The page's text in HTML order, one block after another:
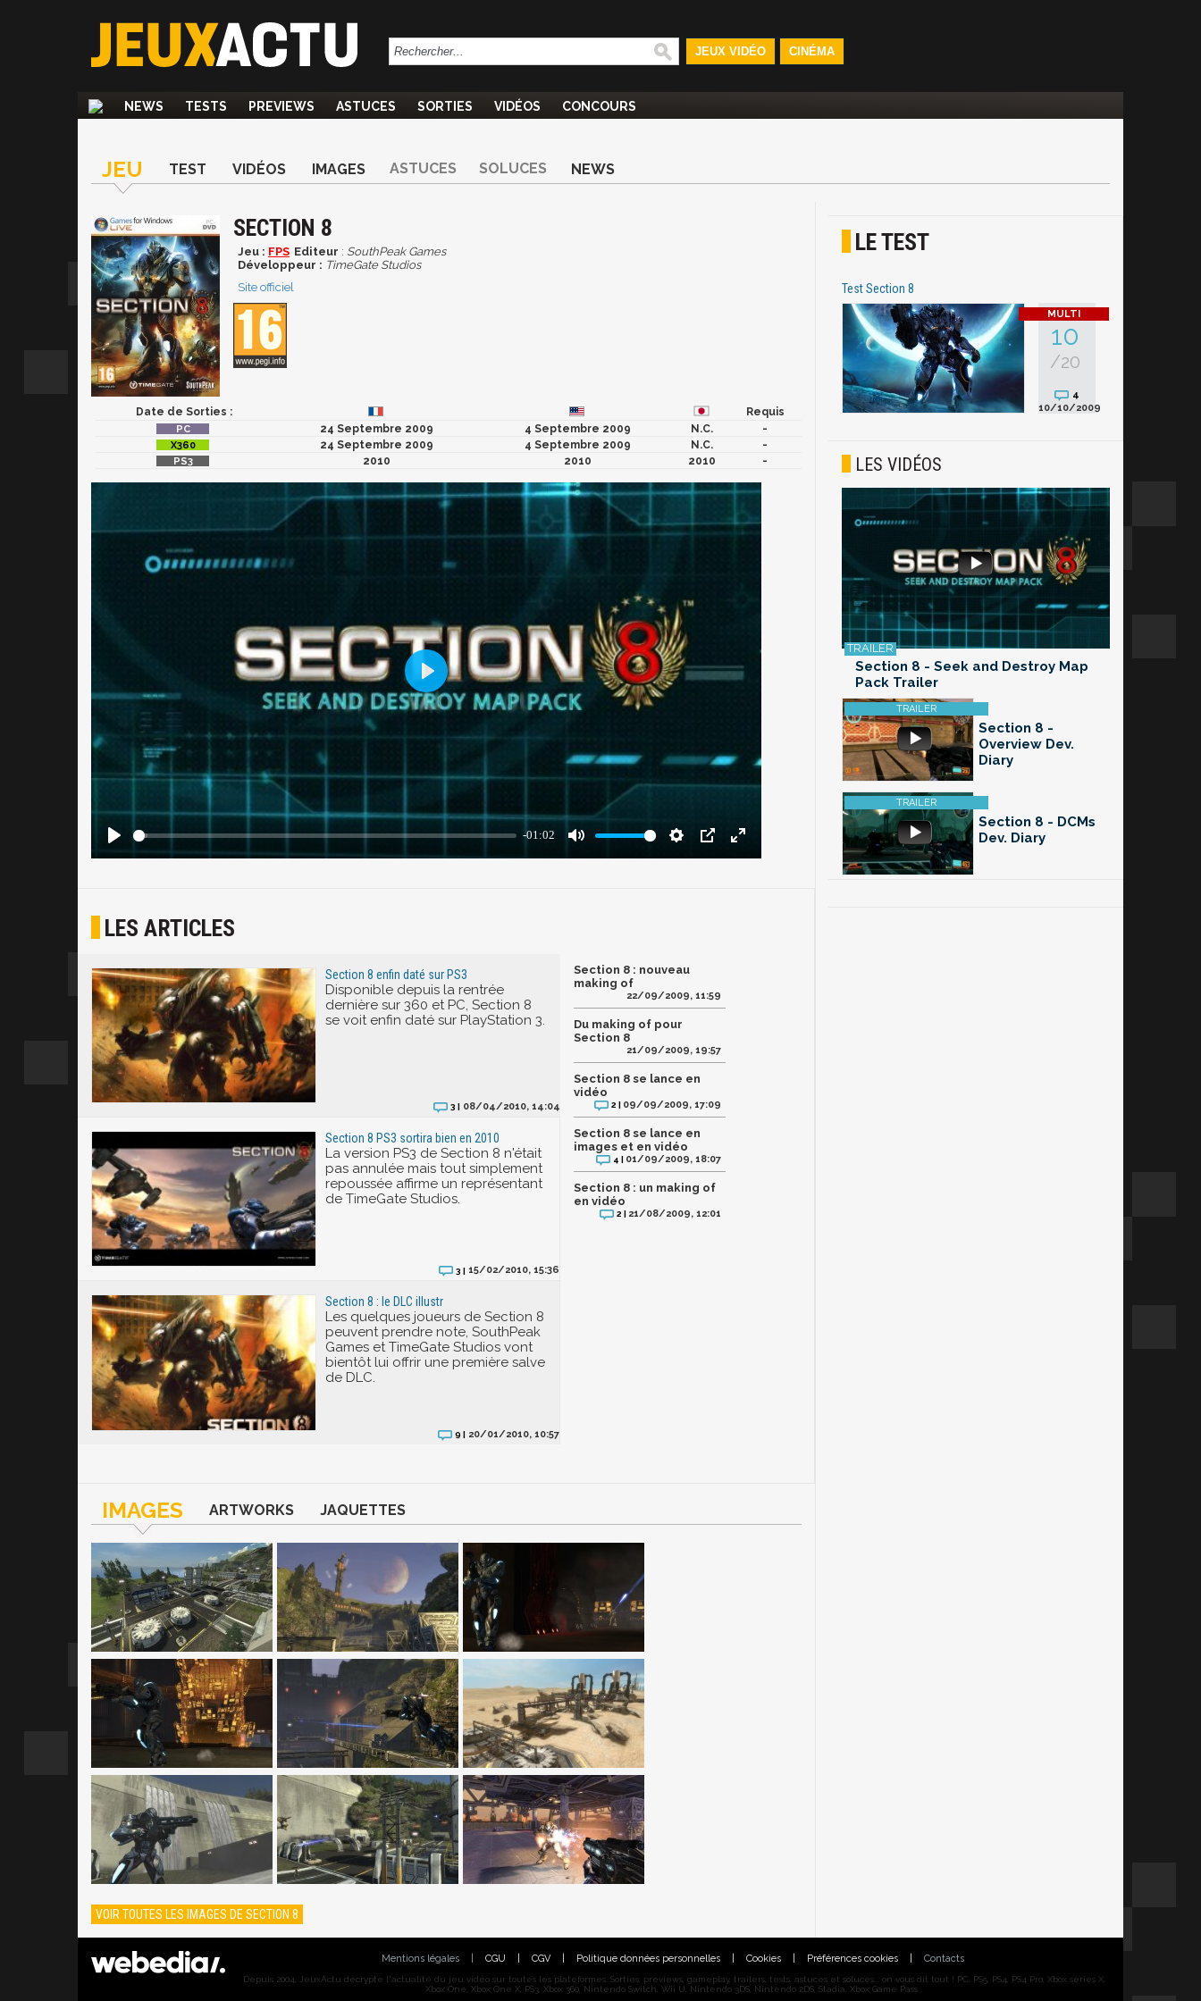
JEUX VIDÉO CINÉMA
NEWS TESTS PREVIEWS ASTUCES SORTIES VIDÉOS CONCOURS
JEU TEST VIDÉOS IMAGES ASTUCES SOLUCES NEWS
SECTION 8
Jeu : FPS Editeur : SouthPeak Games
Développeur : TimeGate Studios
Site officiel
Date de Sorties :
Requis
24 Septembre 2009
4 Septembre 2009 N.C.
-
24 Septembre 2009
4 Septembre 2009 N.C.
-
2010
2010 2010 -
LES ARTICLES
Section 8 enfin daté sur PS3
Disponible depuis la rentrée
dernière sur 360 et PC, Section 8
se voit enfin daté sur PlayStation 3.
3 | 08/04/2010, 14:04
Section 8 PS3 sortira bien en 2010
La version PS3 de Section 8 n'était
pas annulée mais tout simplement
repoussée affirme un représentant
de TimeGate Studios.
3 | 15/02/2010, 15:36
Section 8 : le DLC illustr
Les quelques joueurs de Section 8
peuvent prendre note, SouthPeak
Games et TimeGate Studios vont
bientôt lui offrir une première salve
de DLC.
9 | 20/01/2010, 10:57
Section 8 : nouveau
making of
22/09/2009, 11:59
Du making of pour
Section 8
21/09/2009, 19:57
Section 8 se lance en
vidéo
2 | 09/09/2009, 17:09
Section 8 se lance en
images et en vidéo
4 | 01/09/2009, 18:07
Section 8 : un making of
en vidéo
2 | 21/08/2009, 12:01
IMAGES ARTWORKS JAQUETTES
VOIR TOUTES LES IMAGES DE SECTION 8
LE TEST
Test Section 8
10
/20
4
10/10/2009
LES VIDÉOS
Section 8 - Seek and Destroy Map
Pack Trailer
Section 8 -
Overview Dev.
Diary
Section 8 - DCMs
Dev. Diary
Mentions légales CGU CGV Politique données personnelles Cookies Préférences cookies Contacts
Depuis 2004, JeuxActu décrypte l'actualité du jeu vidéo sur toutes les plateformes. Sorties, previews, gameplay, trailers, tests, astuces et soluces... on vous dit tout ! PC, PS5, PS4, PS4 Pro, Xbox series X,
Xbox One, Xbox One X, PS3, Xbox 360, Nintendo Switch, Wii U, Nintendo 3DS, Nintendo 2DS, Stadia, Xbox Game Pass...